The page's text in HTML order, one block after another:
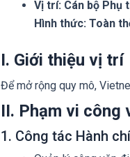
Vị trí: Cán bộ Phụ
Hình thức: Toàn
I. Giới thiệu vị trí
Để mở rộng quy mô,
II. Phạm vi công
1. Công tác Hành